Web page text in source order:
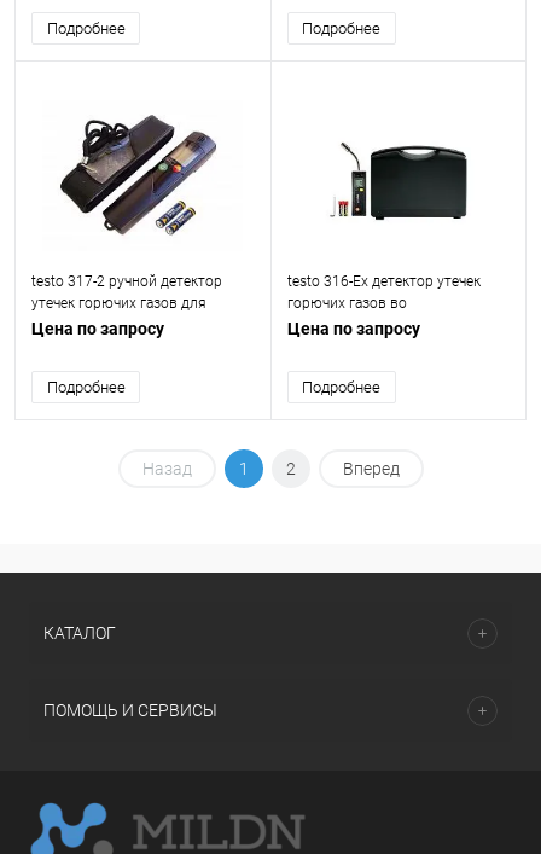
Подробнее Подробнее
testo 317-2 ручной детектор
утечек горючих газов для
проверки герметичности
Цена по запросу
Подробнее
testo 316-Ex детектор утечек
горючих газов во
взрывоопасных зонах и
Цена по запросу
Подробнее
Назад 1 2 Вперед
КАТАЛОГ
ПОМОЩЬ И СЕРВИСЫ